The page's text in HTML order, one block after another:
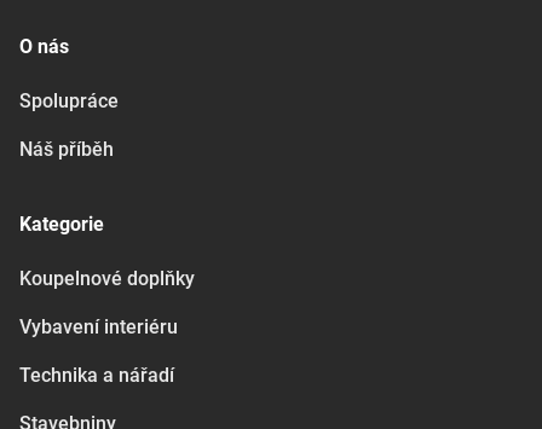
O nás
Spolupráce
Náš příběh
Kategorie
Koupelnové doplňky
Vybavení interiéru
Technika a nářadí
Stavebniny